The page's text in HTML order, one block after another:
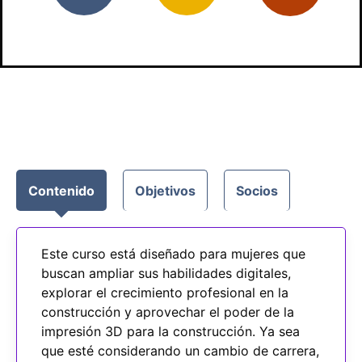
Contenido Objetivos Socios
Este curso está diseñado para mujeres que
buscan ampliar sus habilidades digitales,
explorar el crecimiento profesional en la
construcción y aprovechar el poder de la
impresión 3D para la construcción. Ya sea
que esté considerando un cambio de carrera,